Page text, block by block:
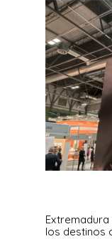
los destinos